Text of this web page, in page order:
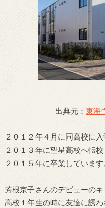
出典元：東海
２０１２年４月に同高校に入
２０１３年に望星高校へ転校
２０１５年に卒業しています
芳根京子さんのデビューのキ
高校１年生の時に友達に誘